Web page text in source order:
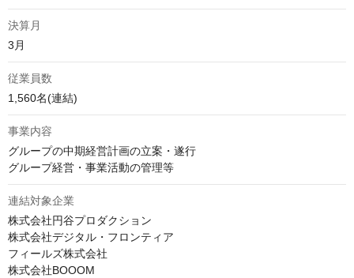
決算月
3月
従業員数
1,560名(連結)
事業内容
グループの中期経営計画の立案・遂行
グループ経営・事業活動の管理等
連結対象企業
株式会社円谷プロダクション
株式会社デジタル・フロンティア
フィールズ株式会社
株式会社BOOOM